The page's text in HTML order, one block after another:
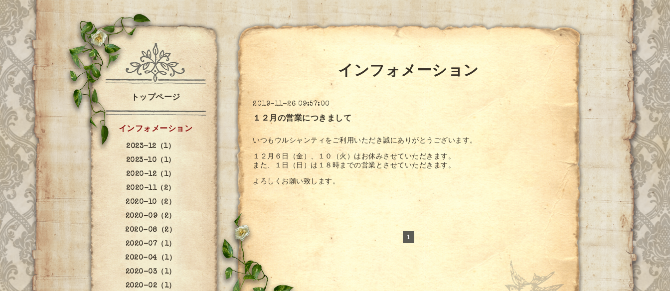
インフォメーション
2019-11-26 09:57:00
１２月の営業につきまして
いつもウルシャンティをご利用いただき誠にありがとうございます。
１２月６日（金）、１０（火）はお休みさせていただきます。
また、１日（日）は１８時までの営業とさせていただきます。
よろしくお願い致します。
1
トップページ
インフォメーション
2023-12（1）
2023-10（1）
2020-12（1）
2020-11（2）
2020-10（2）
2020-09（2）
2020-08（2）
2020-07（1）
2020-04（1）
2020-03（1）
2020-02（1）